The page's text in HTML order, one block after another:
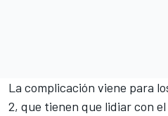
La complicación viene para
2, que tienen que lidiar con